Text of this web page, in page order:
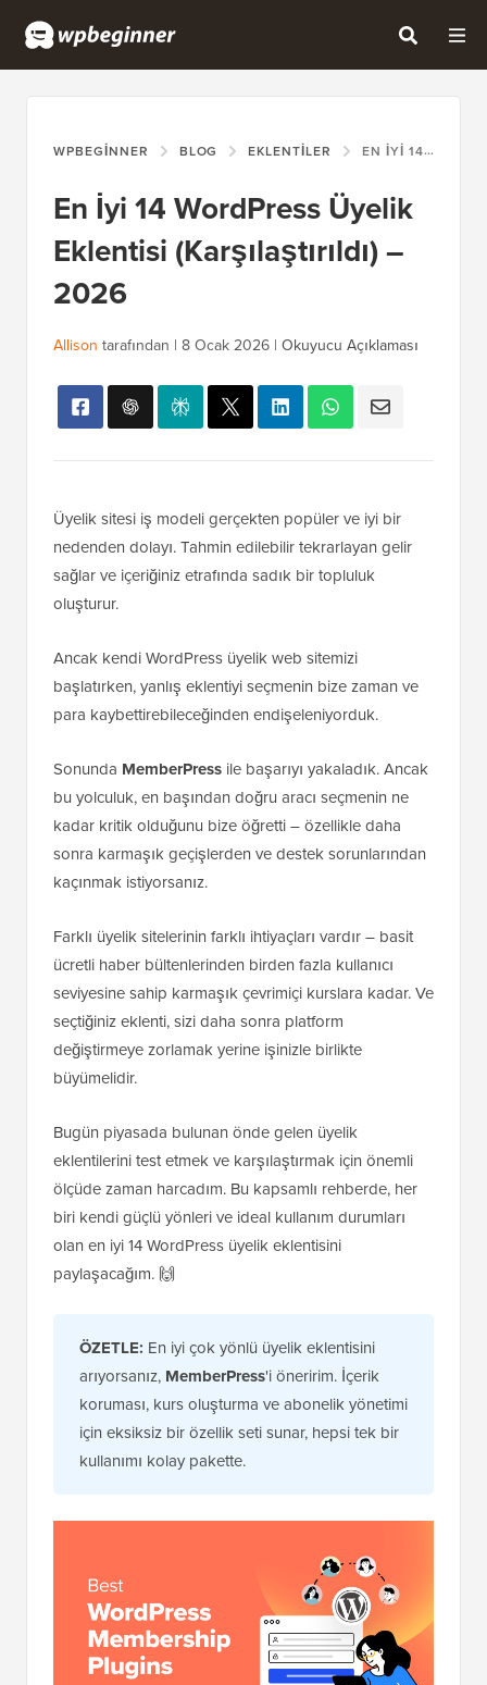
WPBEGINNER BLOG EKLENTILER EN İYI 14 WORDPRESS ÜYELIK EKLENTISI (KARŞILAŞTIRILDI) – 2026
En İyi 14 WordPress Üyelik
Eklentisi (Karşılaştırıldı) –
2026
Allison tarafından | 8 Ocak 2026 | Okuyucu Açıklaması
Üyelik sitesi iş modeli gerçekten popüler ve iyi bir
nedenden dolayı. Tahmin edilebilir tekrarlayan gelir
sağlar ve içeriğiniz etrafında sadık bir topluluk
oluşturur.
Ancak kendi WordPress üyelik web sitemizi
başlatırken, yanlış eklentiyi seçmenin bize zaman ve
para kaybettirebileceğinden endişeleniyorduk.
Sonunda MemberPress ile başarıyı yakaladık. Ancak
bu yolculuk, en başından doğru aracı seçmenin ne
kadar kritik olduğunu bize öğretti – özellikle daha
sonra karmaşık geçişlerden ve destek sorunlarından
kaçınmak istiyorsanız.
Farklı üyelik sitelerinin farklı ihtiyaçları vardır – basit
ücretli haber bültenlerinden birden fazla kullanıcı
seviyesine sahip karmaşık çevrimiçi kurslara kadar. Ve
seçtiğiniz eklenti, sizi daha sonra platform
değiştirmeye zorlamak yerine işinizle birlikte
büyümelidir.
Bugün piyasada bulunan önde gelen üyelik
eklentilerini test etmek ve karşılaştırmak için önemli
ölçüde zaman harcadım. Bu kapsamlı rehberde, her
biri kendi güçlü yönleri ve ideal kullanım durumları
olan en iyi 14 WordPress üyelik eklentisini
paylaşacağım. 🙌
ÖZETLE: En iyi çok yönlü üyelik eklentisini
arıyorsanız, MemberPress'i öneririm. İçerik
koruması, kurs oluşturma ve abonelik yönetimi
için eksiksiz bir özellik seti sunar, hepsi tek bir
kullanımı kolay pakette.